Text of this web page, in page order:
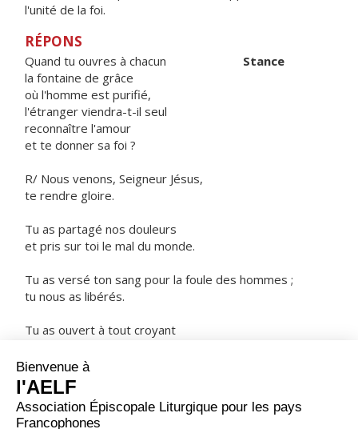
l'unité de la foi.
RÉPONS
Quand tu ouvres à chacun Stance
la fontaine de grâce
où l'homme est purifié,
l'étranger viendra-t-il seul
reconnaître l'amour
et te donner sa foi ?
R/ Nous venons, Seigneur Jésus,
te rendre gloire.
Tu as partagé nos douleurs
et pris sur toi le mal du monde.
Tu as versé ton sang pour la foule des hommes ;
tu nous as libérés.
Tu as ouvert à tout croyant
ORAISON
Tu as préparé, Seigneur, pour nous qui sommes faibles,